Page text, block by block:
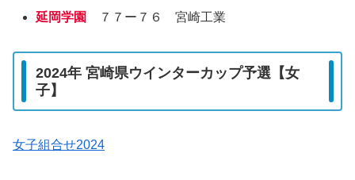
延岡学園 ７７ー７６ 宮崎工業
2024年 宮崎県ウインターカップ予選【女
子】
女子組合せ2024